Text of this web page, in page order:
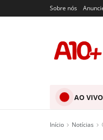
Sobre nós
AO VIVO
Início Notícias